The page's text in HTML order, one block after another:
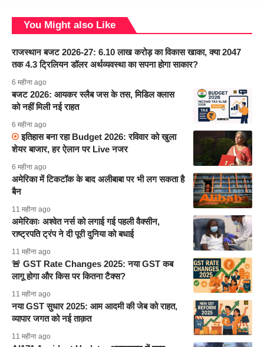
You Might also Like
राजस्थान बजट 2026-27: 6.10 लाख करोड़ का विकास खाका, क्या 2047
तक 4.3 ट्रिलियन डॉलर अर्थव्यवस्था का सपना होगा साकार?
6 महीना ago
बजट 2026: आयकर स्लैब जस के तस, मिडिल क्लास
को नहीं मिली नई राहत
6 महीना ago
इतिहास बना रहा Budget 2026: रविवार को खुला
शेयर बाजार, हर ऐलान पर Live नजर
6 महीना ago
अमेरिका में टिकटॉक के बाद अलीबाबा पर भी लग सकता है
बैन
11 महीना ago
अमेरिकाः अश्वेत नर्स को लगाई गई पहली वैक्सीन,
राष्ट्रपति ट्रंप ने दी पूरी दुनिया को बधाई
11 महीना ago
🚨 GST Rate Changes 2025: नया GST कब
लागू होगा और किस पर कितना टैक्स?
11 महीना ago
नया GST सुधार 2025: आम आदमी की जेब को राहत,
व्यापार जगत को नई ताक़त
11 महीना ago